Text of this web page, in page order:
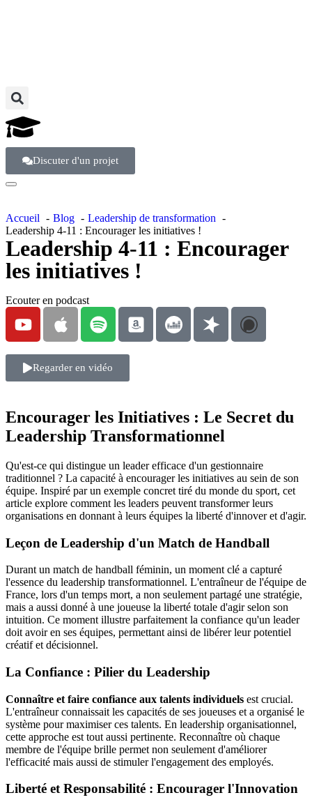
Discuter d'un projet
Accueil Blog
Leadership de transformation
Leadership 4-11 : Encourager les initiatives !
Leadership 4-11 : Encourager
les initiatives !
Ecouter en podcast
Regarder en vidéo
Encourager les Initiatives : Le Secret du
Leadership Transformationnel
Qu'est-ce qui distingue un leader efficace d'un gestionnaire
traditionnel ? La capacité à encourager les initiatives au sein de son
équipe. Inspiré par un exemple concret tiré du monde du sport, cet
article explore comment les leaders peuvent transformer leurs
organisations en donnant à leurs équipes la liberté d'innover et d'agir.
Leçon de Leadership d'un Match de Handball
Durant un match de handball féminin, un moment clé a capturé
l'essence du leadership transformationnel. L'entraîneur de l'équipe de
France, lors d'un temps mort, a non seulement partagé une stratégie,
mais a aussi donné à une joueuse la liberté totale d'agir selon son
intuition. Ce moment illustre parfaitement la confiance qu'un leader
doit avoir en ses équipes, permettant ainsi de libérer leur potentiel
créatif et décisionnel.
La Confiance : Pilier du Leadership
Connaître et faire confiance aux talents individuels est crucial.
L'entraîneur connaissait les capacités de ses joueuses et a organisé le
système pour maximiser ces talents. En leadership organisationnel,
cette approche est tout aussi pertinente. Reconnaître où chaque
membre de l'équipe brille permet non seulement d'améliorer
l'efficacité mais aussi de stimuler l'engagement des employés.
Liberté et Responsabilité : Encourager l'Innovation